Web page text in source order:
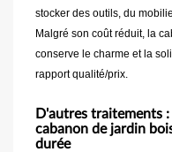
stocker des outils, du
Malgré son coût réduit, la
conserve le charme et la
rapport qualité/prix.
D'autres traitements
cabanon de jardin
durée